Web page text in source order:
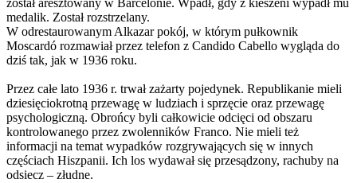
medalik. Został rozstrzelany.
W odrestaurowanym Alkazar pokój, w którym pułkownik
Moscardó rozmawiał przez telefon z Candido Cabello wygląda do
dziś tak, jak w 1936 roku.
Przez całe lato 1936 r. trwał zażarty pojedynek. Republikanie mieli
dziesięciokrotną przewagę w ludziach i sprzęcie oraz przewagę
psychologiczną. Obrońcy byli całkowicie odcięci od obszaru
kontrolowanego przez zwolenników Franco. Nie mieli też
informacji na temat wypadków rozgrywających się w innych
częściach Hiszpanii. Ich los wydawał się przesądzony, rachuby na
odsiecz – złudne.